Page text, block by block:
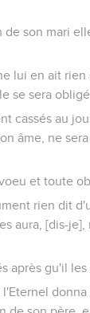
de son mari
lui en ait
sera
cassés au
âme, ne
et toute
rien dit
aura, [dis-
après gu'il